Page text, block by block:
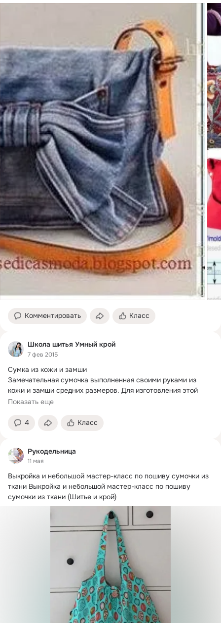
Комментировать Класс
Школа шитья Умный крой
7 фев 2015
Сумка из кожи и замши
Замечательная сумочка выполненная своими руками из
кожи и замши средних размеров. Для изготовления этой
сумочки...
Показать еще
4 Класс
Рукодельница
11 мая
Выкройка и небольшой мастер-класс по пошиву сумочки из
ткани Выкройка и небольшой мастер-класс по пошиву
сумочки из ткани (Шитье и крой)